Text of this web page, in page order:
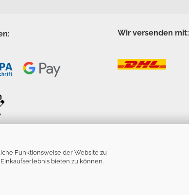
Funktionsweise der Website zu
bieten zu können.
Wir versenden mit: